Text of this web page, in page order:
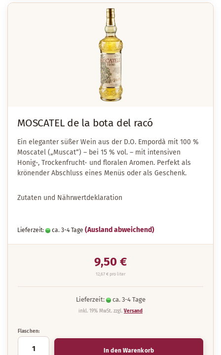
MOSCATEL de la bota del racó
Ein eleganter süßer Wein aus der D.O. Empordà mit 100 %
Moscatel („Muscat“) – bei 15 % vol. – mit intensiven
Honig-, Trockenfrucht- und floralen Aromen. Perfekt als
krönender Abschluss eines Menüs oder als Geschenk.
Zutaten und Nährwertdeklaration
Lieferzeit: ca. 3-4 Tage (Ausland abweichend)
9,50 €
12,67 € pro liter
Lieferzeit: ca. 3-4 Tage
inkl. 19% MwSt. zzgl. Versand
Flaschen:
In den Warenkorb